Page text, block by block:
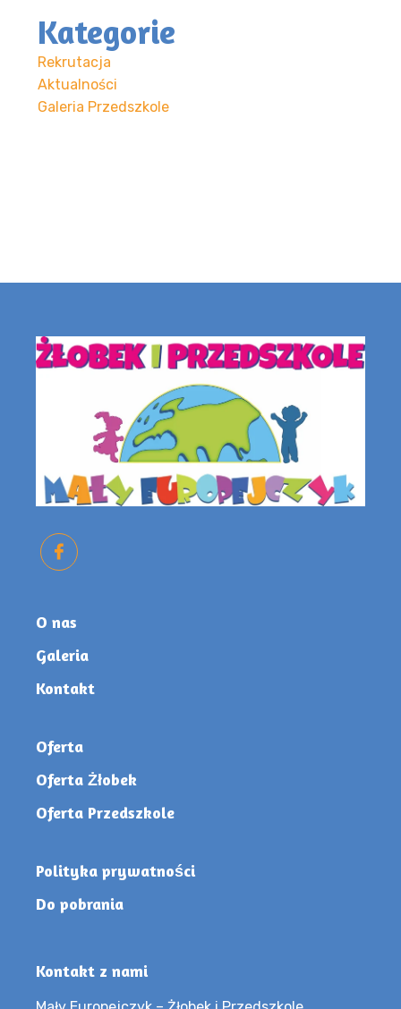
Kategorie
Rekrutacja
Aktualności
Galeria Przedszkole
O nas
Galeria
Kontakt
Oferta
Oferta Żłobek
Oferta Przedszkole
Polityka prywatności
Do pobrania
Kontakt z nami